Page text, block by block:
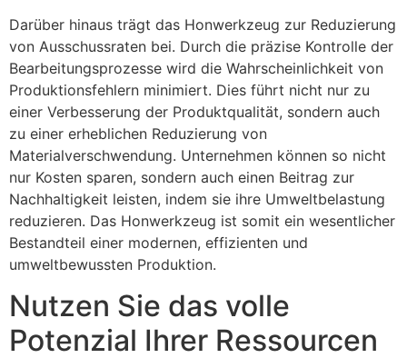
Darüber hinaus trägt das Honwerkzeug zur Reduzierung
von Ausschussraten bei. Durch die präzise Kontrolle der
Bearbeitungsprozesse wird die Wahrscheinlichkeit von
Produktionsfehlern minimiert. Dies führt nicht nur zu
einer Verbesserung der Produktqualität, sondern auch
zu einer erheblichen Reduzierung von
Materialverschwendung. Unternehmen können so nicht
nur Kosten sparen, sondern auch einen Beitrag zur
Nachhaltigkeit leisten, indem sie ihre Umweltbelastung
reduzieren. Das Honwerkzeug ist somit ein wesentlicher
Bestandteil einer modernen, effizienten und
umweltbewussten Produktion.
Nutzen Sie das volle
Potenzial Ihrer Ressourcen